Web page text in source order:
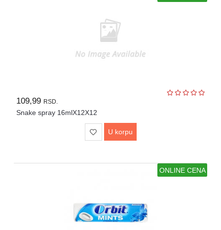
109,99 RSD.
Snake spray 16mlX12X12
U korpu
ONLINE CENA